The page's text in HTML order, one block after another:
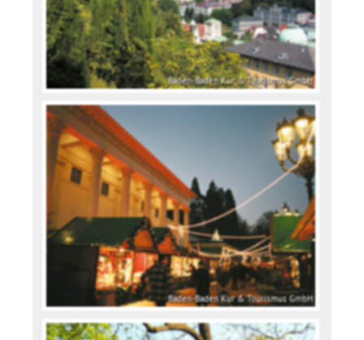
Baden-Baden Kur & Tourismus GmbH
Baden-Baden Kur & Tourismus GmbH